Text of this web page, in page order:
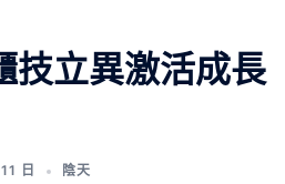
技立異激活成長
日 陰天